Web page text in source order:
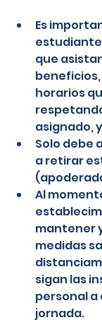
Es
que
horarios
asignado,
Solo debe
a retirar
Al
mantener
medidas
sigan las
personal a
jornada.